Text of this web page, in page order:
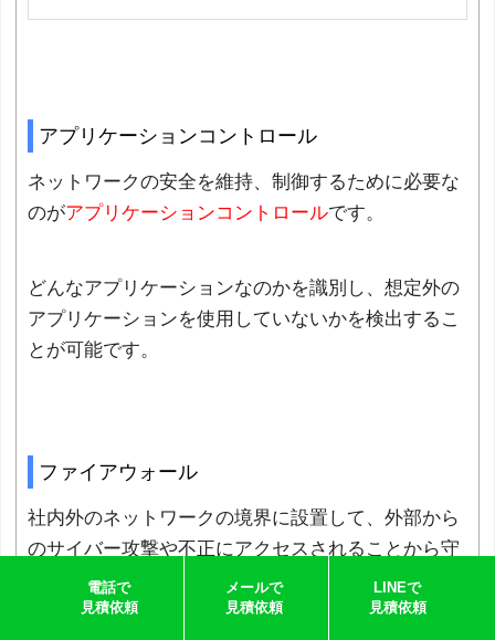
アプリケーションコントロール
ネットワークの安全を維持、制御するために必要な
のがアプリケーションコントロールです。
どんなアプリケーションなのかを識別し、想定外の
アプリケーションを使用していないかを検出するこ
とが可能です。
ファイアウォール
社内外のネットワークの境界に設置して、外部から
のサイバー攻撃や不正にアクセスされることから守
る役割がファイアウォール にはあります。
電話で
見積依頼
メールで
見積依頼
LINEで
見積依頼